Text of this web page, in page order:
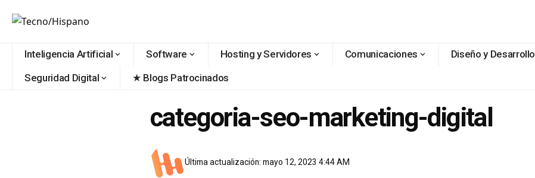
Inteligencia Artificial Software Hosting y Servidores Comunicaciones Diseño y Desarrollo
Seguridad Digital
★ Blogs Patrocinados
categoria-seo-marketing-digital
Última actualización: mayo 12, 2023 4:44 AM